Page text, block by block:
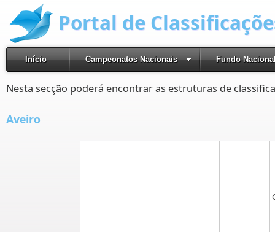
Portal de
Início Campeonatos Nacionais Fundo
Nesta secção poderá encontrar as estruturas de
Aveiro